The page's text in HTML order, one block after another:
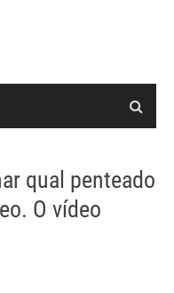
qual penteado
O vídeo